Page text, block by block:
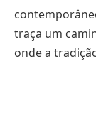
traça um
onde a